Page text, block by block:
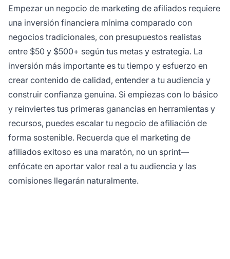
Empezar un negocio de marketing de afiliados requiere
una inversión financiera mínima comparado con
negocios tradicionales, con presupuestos realistas
entre $50 y $500+ según tus metas y estrategia. La
inversión más importante es tu tiempo y esfuerzo en
crear contenido de calidad, entender a tu audiencia y
construir confianza genuina. Si empiezas con lo básico
y reinviertes tus primeras ganancias en herramientas y
recursos, puedes escalar tu negocio de afiliación de
forma sostenible. Recuerda que el marketing de
afiliados exitoso es una maratón, no un sprint—
enfócate en aportar valor real a tu audiencia y las
comisiones llegarán naturalmente.